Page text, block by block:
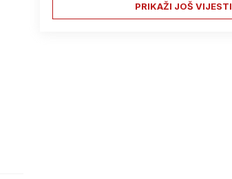
PRIKAŽI JOŠ VIJESTI